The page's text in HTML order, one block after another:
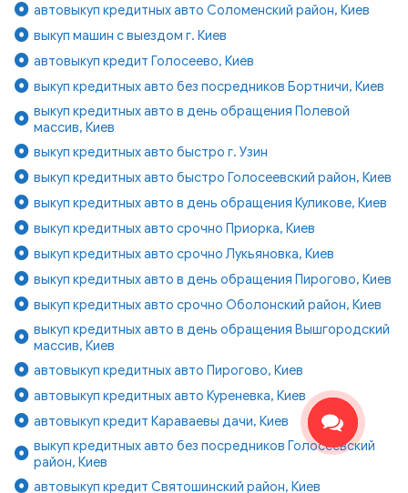
автовыкуп кредитных авто Соломенский район, Киев
выкуп машин с выездом г. Киев
автовыкуп кредит Голосеево, Киев
выкуп кредитных авто без посредников Бортничи, Киев
выкуп кредитных авто в день обращения Полевой
массив, Киев
выкуп кредитных авто быстро г. Узин
выкуп кредитных авто быстро Голосеевский район, Киев
выкуп кредитных авто в день обращения Куликове, Киев
выкуп кредитных авто срочно Приорка, Киев
выкуп кредитных авто срочно Лукьяновка, Киев
выкуп кредитных авто в день обращения Пирогово, Киев
выкуп кредитных авто срочно Оболонский район, Киев
выкуп кредитных авто в день обращения Вышгородский
массив, Киев
автовыкуп кредитных авто Пирогово, Киев
автовыкуп кредитных авто Куреневка, Киев
автовыкуп кредит Караваевы дачи, Киев
выкуп кредитных авто без посредников Голосеевский
район, Киев
автовыкуп кредит Святошинский район, Киев